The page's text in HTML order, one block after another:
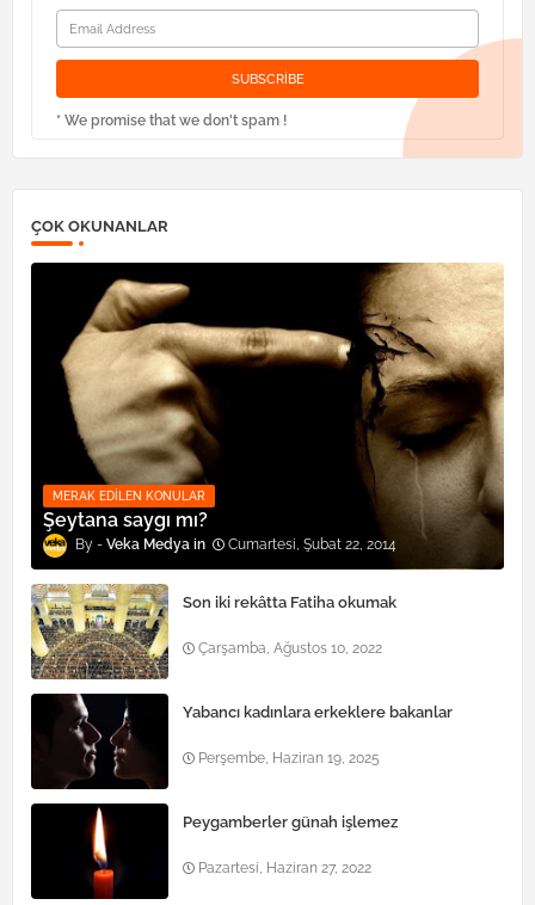
* We promise that we don't spam !
ÇOK OKUNANLAR
MERAK EDILEN KONULAR
Şeytana saygı mı?
Veka Medya Cumartesi, Şubat 22, 2014
Son iki rekâtta Fatiha okumak
Çarşamba, Ağustos 10, 2022
Yabancı kadınlara erkeklere bakanlar
Perşembe, Haziran 19, 2025
Peygamberler günah işlemez
Pazartesi, Haziran 27, 2022